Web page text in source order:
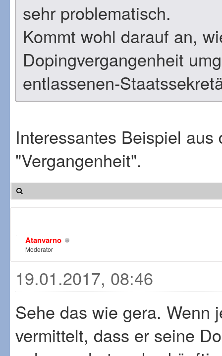
sehr problematisch.
Kommt wohl darauf an,
Dopingvergangenheit
entlassenen-
Interessantes Beispiel
"Vergangenheit".
Atanvarno
Moderator
19.01.2017, 08:46
Sehe das wie gera. Wenn
vermittelt, dass er seine